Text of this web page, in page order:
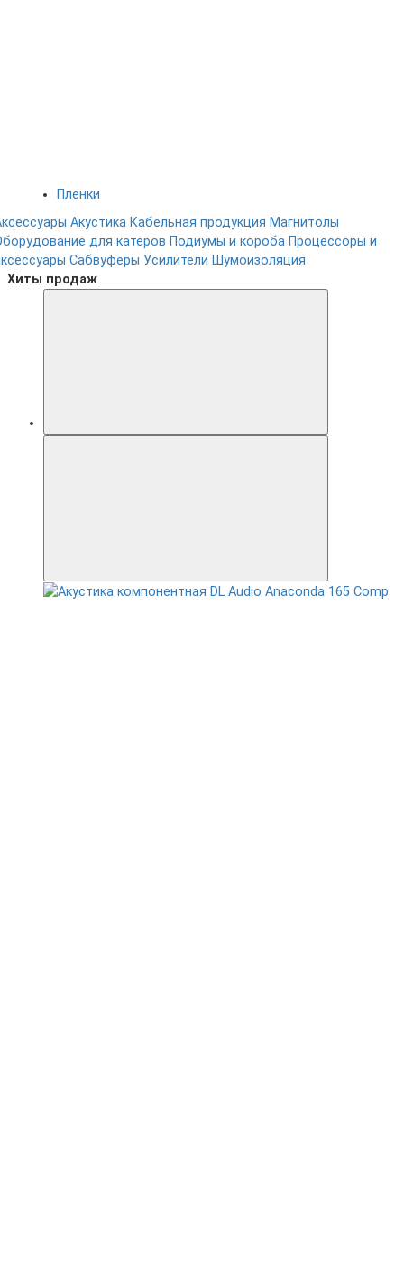
Пленки
Акустика Кабельная продукция Магнитолы
для катеров Подиумы и короба Процессоры и
Сабвуферы Усилители Шумоизоляция
Хиты продаж